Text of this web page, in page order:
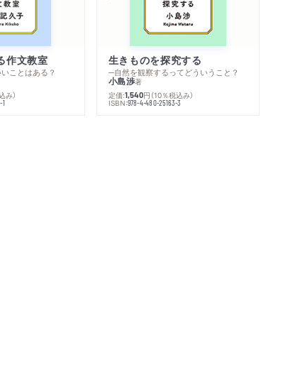
作文教室
ことはある？
み）
1
生きものを探究する
─自然を観察するってどういうこと？
小島渉著
定価:1,540円 （10％税込み）
ISBN:978-4-480-25163-3